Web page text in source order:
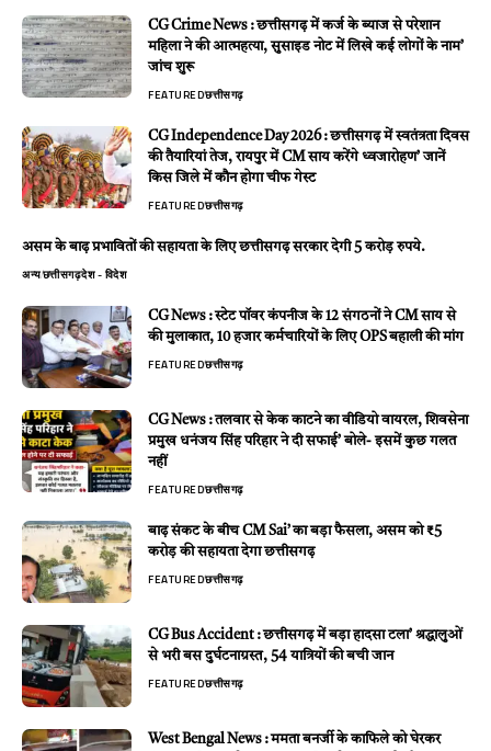
CG Crime News : छत्तीसगढ़ में कर्ज के ब्याज से परेशान
महिला ने की आत्महत्या, सुसाइड नोट में लिखे कई लोगों के नाम’
जांच शुरू
FEATUREDछत्तीसगढ़
CG Independence Day 2026 : छत्तीसगढ़ में स्वतंत्रता दिवस
की तैयारियां तेज, रायपुर में CM साय करेंगे ध्वजारोहण’ जानें
किस जिले में कौन होगा चीफ गेस्ट
FEATUREDछत्तीसगढ़
असम के बाढ़ प्रभावितों की सहायता के लिए छत्तीसगढ़ सरकार देगी 5 करोड़ रुपये.
अन्यछत्तीसगढ़देश - विदेश
CG News : स्टेट पॉवर कंपनीज के 12 संगठनों ने CM साय से
की मुलाकात, 10 हजार कर्मचारियों के लिए OPS बहाली की मांग
FEATUREDछत्तीसगढ़
CG News : तलवार से केक काटने का वीडियो वायरल, शिवसेना
प्रमुख धनंजय सिंह परिहार ने दी सफाई’ बोले- इसमें कुछ गलत
नहीं
FEATUREDछत्तीसगढ़
बाढ़ संकट के बीच CM Sai’ का बड़ा फैसला, असम को ₹5
करोड़ की सहायता देगा छत्तीसगढ़
FEATUREDछत्तीसगढ़
CG Bus Accident : छत्तीसगढ़ में बड़ा हादसा टला’ श्रद्धालुओं
से भरी बस दुर्घटनाग्रस्त, 54 यात्रियों की बची जान
FEATUREDछत्तीसगढ़
West Bengal News : ममता बनर्जी के काफिले को घेरकर